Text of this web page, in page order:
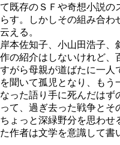
既存のＳＦや奇想小説
す。しかしその組み合
える。
本佐知子、小山田浩子、
の紹介はしないけれど、
がら母親が道ばたに一
聞いて孤児となり、も
った語り手に死んだはず
て、過ぎ去った戦争とそ
ょっと深緑野分を思わ
作者は文学を意識して書